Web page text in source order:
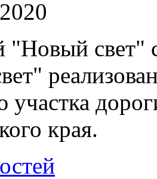
"Новый свет"
края.